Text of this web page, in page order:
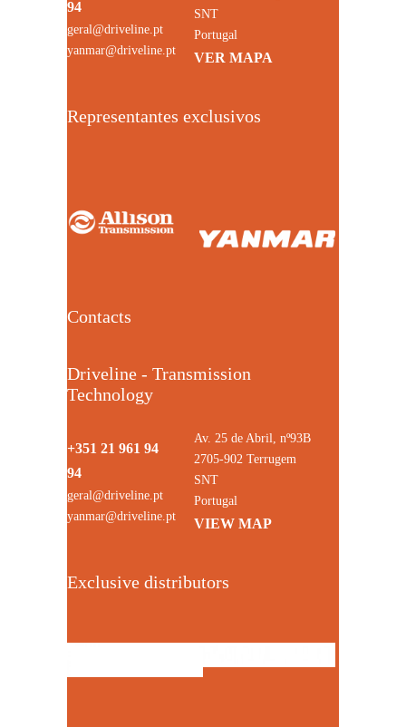
94
geral@driveline.pt
yanmar@driveline.pt
SNT
Portugal
VER MAPA
Representantes exclusivos
Contacts
Driveline - Transmission
Technology
+351 21 961 94
94
geral@driveline.pt
yanmar@driveline.pt
Av. 25 de Abril, nº93B
2705-902 Terrugem
SNT
Portugal
VIEW MAP
Exclusive distributors